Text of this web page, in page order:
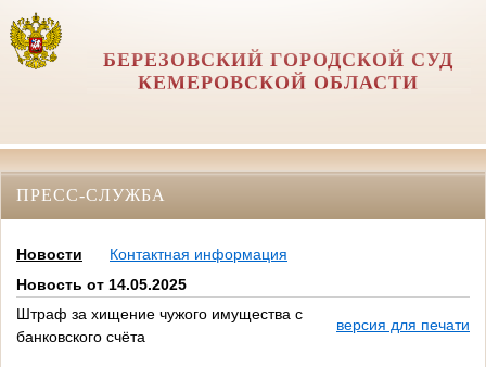
БЕРЕЗОВСКИЙ ГОРОДСКОЙ СУД
КЕМЕРОВСКОЙ ОБЛАСТИ
ПРЕСС-СЛУЖБА
Новости
Контактная информация
Новость от 14.05.2025
Штраф за хищение чужого имущества с
банковского счёта
версия для печати